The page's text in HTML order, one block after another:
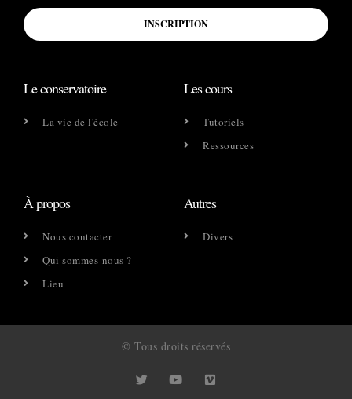
INSCRIPTION
Le conservatoire
La vie de l'école
Les cours
Tutoriels
Ressources
À propos
Nous contacter
Qui sommes-nous ?
Lieu
Autres
Divers
© Tous droits réservés